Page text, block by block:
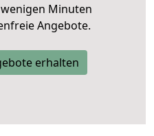
Minuten
Angebote.
erhalten